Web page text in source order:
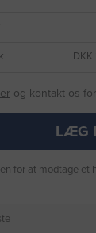
og kontakt os
LÆG
for at modtage et